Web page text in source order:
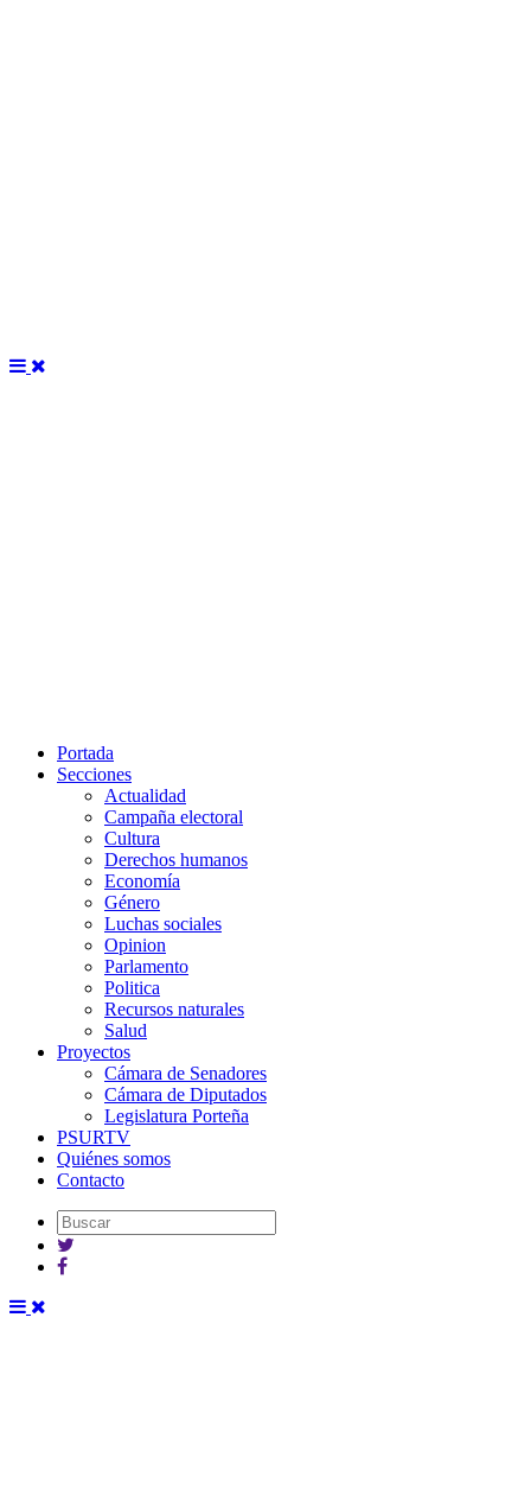
Portada
Secciones
Actualidad
Campaña electoral
Cultura
Derechos humanos
Economía
Género
Luchas sociales
Opinion
Parlamento
Politica
Recursos naturales
Salud
Proyectos
Cámara de Senadores
Cámara de Diputados
Legislatura Porteña
PSURTV
Quiénes somos
Contacto